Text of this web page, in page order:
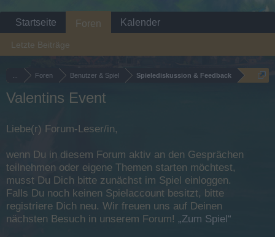
Foren Benutzer & Spiel Spielediskussion & Feedback
Valentins Event
Liebe(r) Forum-Leser/in,
wenn Du in diesem Forum aktiv an den Gesprächen
teilnehmen oder eigene Themen starten möchtest,
musst Du Dich bitte zunächst im Spiel einloggen.
Falls Du noch keinen Spielaccount besitzt, bitte
registriere Dich neu. Wir freuen uns auf Deinen
nächsten Besuch in unserem Forum! „Zum Spiel“
Startseite Foren
Letzte Beiträge
Kalender